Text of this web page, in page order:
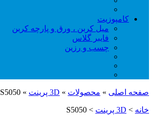
کامپوزیت
میل کربن ، ورق و پارچه کربن
فایبر گلاس
چسب و رزین
صفحه اصلی » محصولات » 3D پرینت »
S5050
خانه > 3D پرینت > S5050